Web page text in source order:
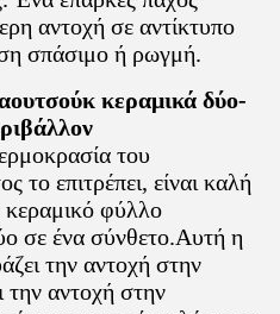
αντοχή σε αντίκτυπο
σπάσιμο ή ρωγμή.
κεραμικά δύο-
του
το επιτρέπει, είναι καλή
κεραμικό φύλλο
σε ένα σύνθετο.Αυτή η
την αντοχή στην
την αντοχή στην